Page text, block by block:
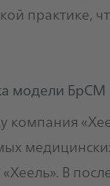
практике,
модели БрСМ
компания
В